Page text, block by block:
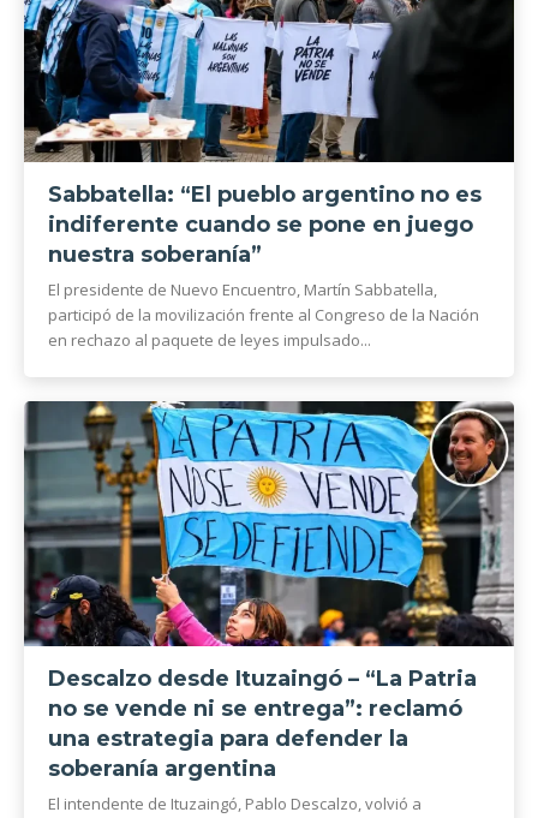
Sabbatella: “El pueblo argentino no es
indiferente cuando se pone en juego
nuestra soberanía”
El presidente de Nuevo Encuentro, Martín Sabbatella,
participó de la movilización frente al Congreso de la Nación
en rechazo al paquete de leyes impulsado...
Descalzo desde Ituzaingó – “La Patria
no se vende ni se entrega”: reclamó
una estrategia para defender la
soberanía argentina
El intendente de Ituzaingó, Pablo Descalzo, volvió a